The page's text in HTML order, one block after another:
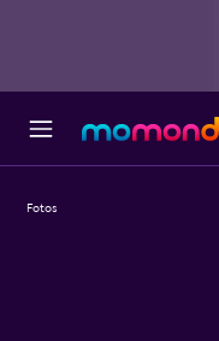
Fotos